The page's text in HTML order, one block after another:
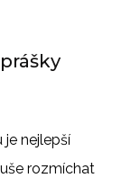
je nejlepší
rozmíchat